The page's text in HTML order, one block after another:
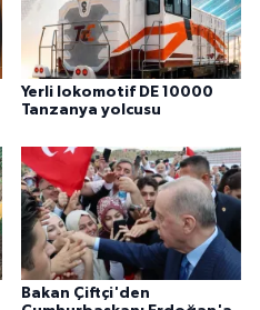
Yerli lokomotif DE 10000
Tanzanya yolcusu
Bakan Çiftçi'den